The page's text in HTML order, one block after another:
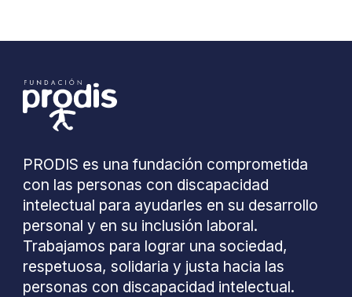
PRODIS es una fundación comprometida
con las personas con discapacidad
intelectual para ayudarles en su desarrollo
personal y en su inclusión laboral.
Trabajamos para lograr una sociedad,
respetuosa, solidaria y justa hacia las
personas con discapacidad intelectual.